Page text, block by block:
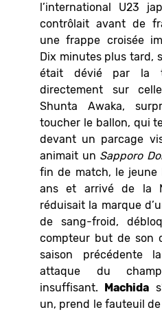
l’international U23
contrôlait avant de
une frappe croisée
Dix minutes plus tard,
était dévié par la
directement sur
Shunta Awaka,
toucher le ballon, qui
devant un parcage
animait un Sapporo
fin de match, le jeune
ans et arrivé de la
réduisait la marque
de sang-froid,
compteur but de son
saison précédente
attaque du
insuffisant.
Machida
un, prend le fauteuil